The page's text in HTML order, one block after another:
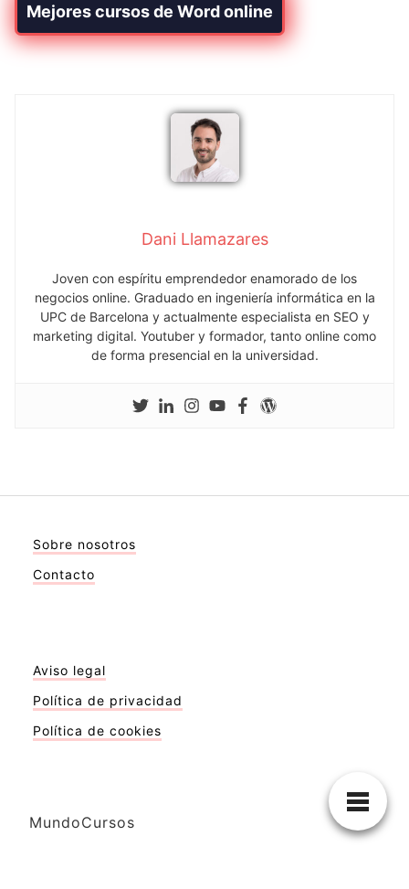
Mejores cursos de Word online
Dani Llamazares
Joven con espíritu emprendedor enamorado de los
negocios online. Graduado en ingeniería informática en la
UPC de Barcelona y actualmente especialista en SEO y
marketing digital. Youtuber y formador, tanto online como
de forma presencial en la universidad.
Sobre nosotros
Contacto
Aviso legal
Política de privacidad
Política de cookies
MundoCursos